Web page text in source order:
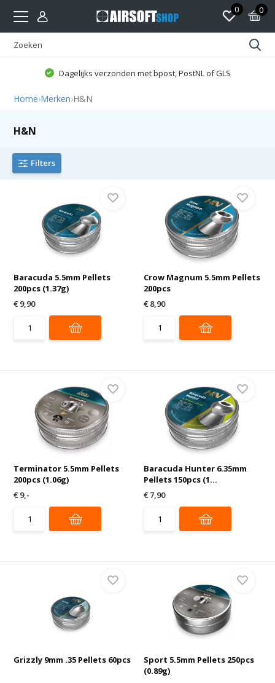
0 0
Dagelijks verzonden met bpost, PostNL of GLS
Home›Merken›H&N
H&N
Filters
Baracuda 5.5mm Pellets
200pcs (1.37g)
€ 9,90
Crow Magnum 5.5mm Pellets
200pcs
€ 8,90
Terminator 5.5mm Pellets
200pcs (1.06g)
€ 9,-
Baracuda Hunter 6.35mm
Pellets 150pcs (1...
€ 7,90
Grizzly 9mm .35 Pellets 60pcs
Sport 5.5mm Pellets 250pcs
(0.89g)